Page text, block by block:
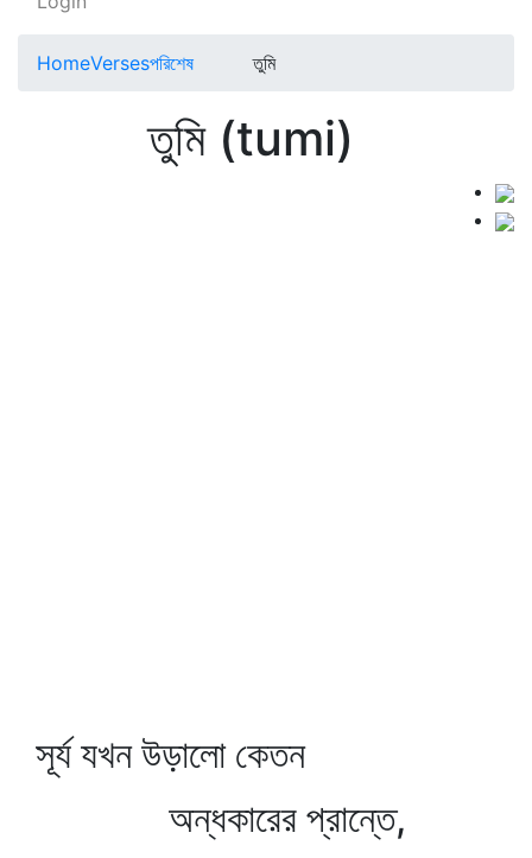
HomeVersesপরিশেষতুমি
তুমি (tumi)
সূর্য যখন উড়ালো কেতন
অন্ধকারের প্রান্তে,